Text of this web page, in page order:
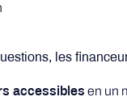
les
accessibles en un